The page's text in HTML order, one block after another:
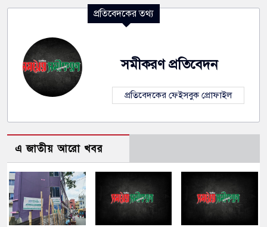
প্রতিবেদকের তথ্য
সমীকরণ প্রতিবেদন
প্রতিবেদকের ফেইসবুক প্রোফাইল
এ জাতীয় আরো খবর